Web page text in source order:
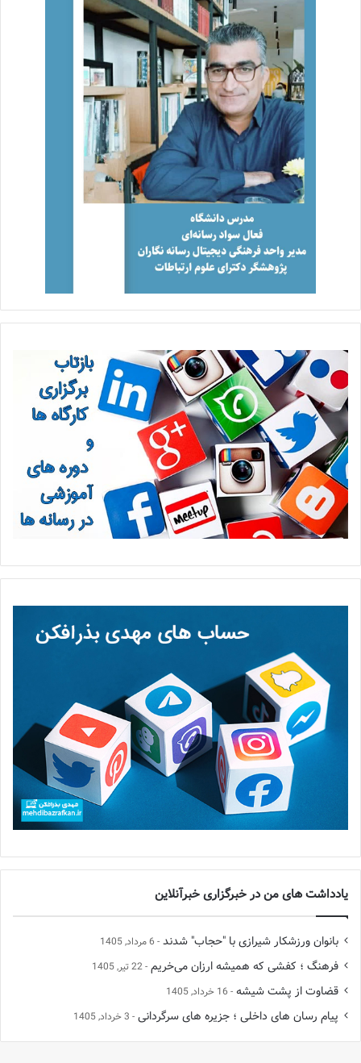
یادداشت های من در خبرگزاری خبرآنلاین
بانوان ورزشکار شیرازی با "حجاب" شدند 6 مرداد, 1405
فرهنگ ؛ کفشی که همیشه ارزان می‌خریم 22 تیر, 1405
قضاوت از پشت شیشه 16 خرداد, 1405
پیام رسان های داخلی ؛ جزیره های سرگردانی 3 خرداد, 1405